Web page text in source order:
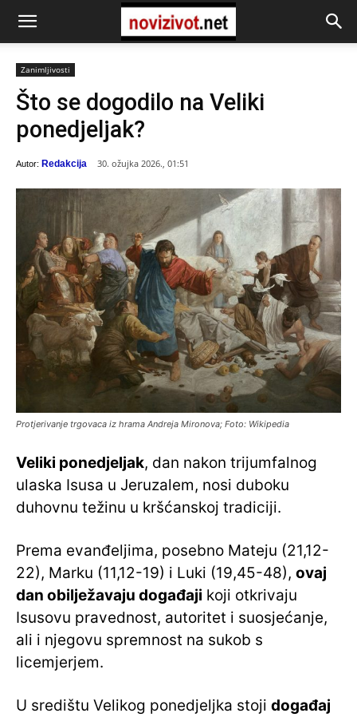
Zanimljivosti
Što se dogodilo na Veliki
ponedjeljak?
Autor: Redakcija 30. ožujka 2026., 01:51
Protjerivanje trgovaca iz hrama Andreja Mironova; Foto: Wikipedia
Veliki ponedjeljak, dan nakon trijumfalnog
ulaska Isusa u Jeruzalem, nosi duboku
duhovnu težinu u kršćanskoj tradiciji.
Prema evanđeljima, posebno Mateju (21,12-
22), Marku (11,12-19) i Luki (19,45-48), ovaj
dan obilježavaju događaji koji otkrivaju
Isusovu pravednost, autoritet i suosjećanje,
ali i njegovu spremnost na sukob s
licemjerjem.
U središtu Velikog ponedjeljka stoji događaj